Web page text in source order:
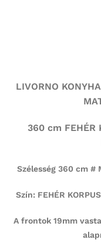
LIVORNO
360 cm FEHÉR
Szélesség 360 cm #
Szín: FEHÉR
A frontok 19mm